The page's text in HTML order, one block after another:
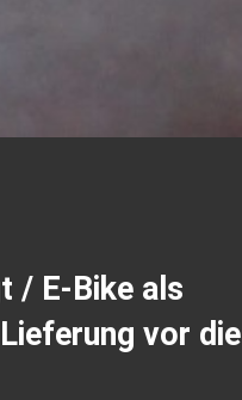
/ E-Bike als
vor die